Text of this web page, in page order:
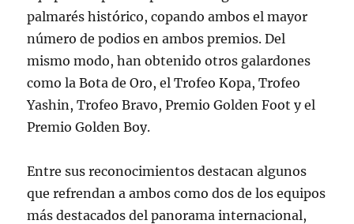
palmarés histórico, copando ambos el mayor
número de podios en ambos premios. Del
mismo modo, han obtenido otros galardones
como la Bota de Oro, el Trofeo Kopa, Trofeo
Yashin, Trofeo Bravo, Premio Golden Foot y el
Premio Golden Boy.
Entre sus reconocimientos destacan algunos
que refrendan a ambos como dos de los equipos
más destacados del panorama internacional,